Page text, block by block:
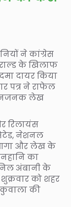
ने कांग्रेस
के खिलाफ
दायर किया
पत्र ने राफेल
लेख
रिलायंस
नेशनल
आगा और लेख के
का
अंबानी के
को शहर
की